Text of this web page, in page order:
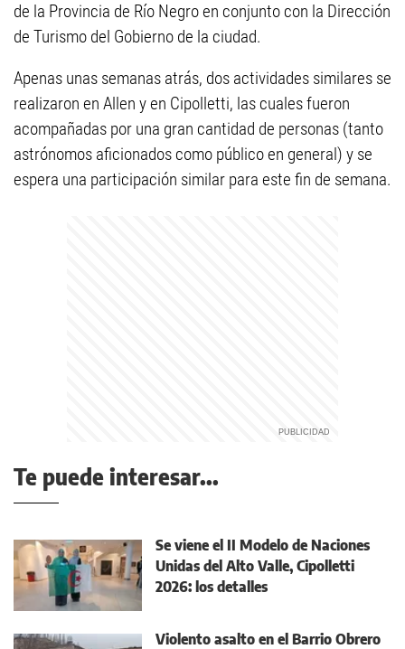
de la Provincia de Río Negro en conjunto con la Dirección
de Turismo del Gobierno de la ciudad.
Apenas unas semanas atrás, dos actividades similares se
realizaron en Allen y en Cipolletti, las cuales fueron
acompañadas por una gran cantidad de personas (tanto
astrónomos aficionados como público en general) y se
espera una participación similar para este fin de semana.
Te puede interesar...
Se viene el II Modelo de Naciones
Unidas del Alto Valle, Cipolletti
2026: los detalles
Violento asalto en el Barrio Obrero